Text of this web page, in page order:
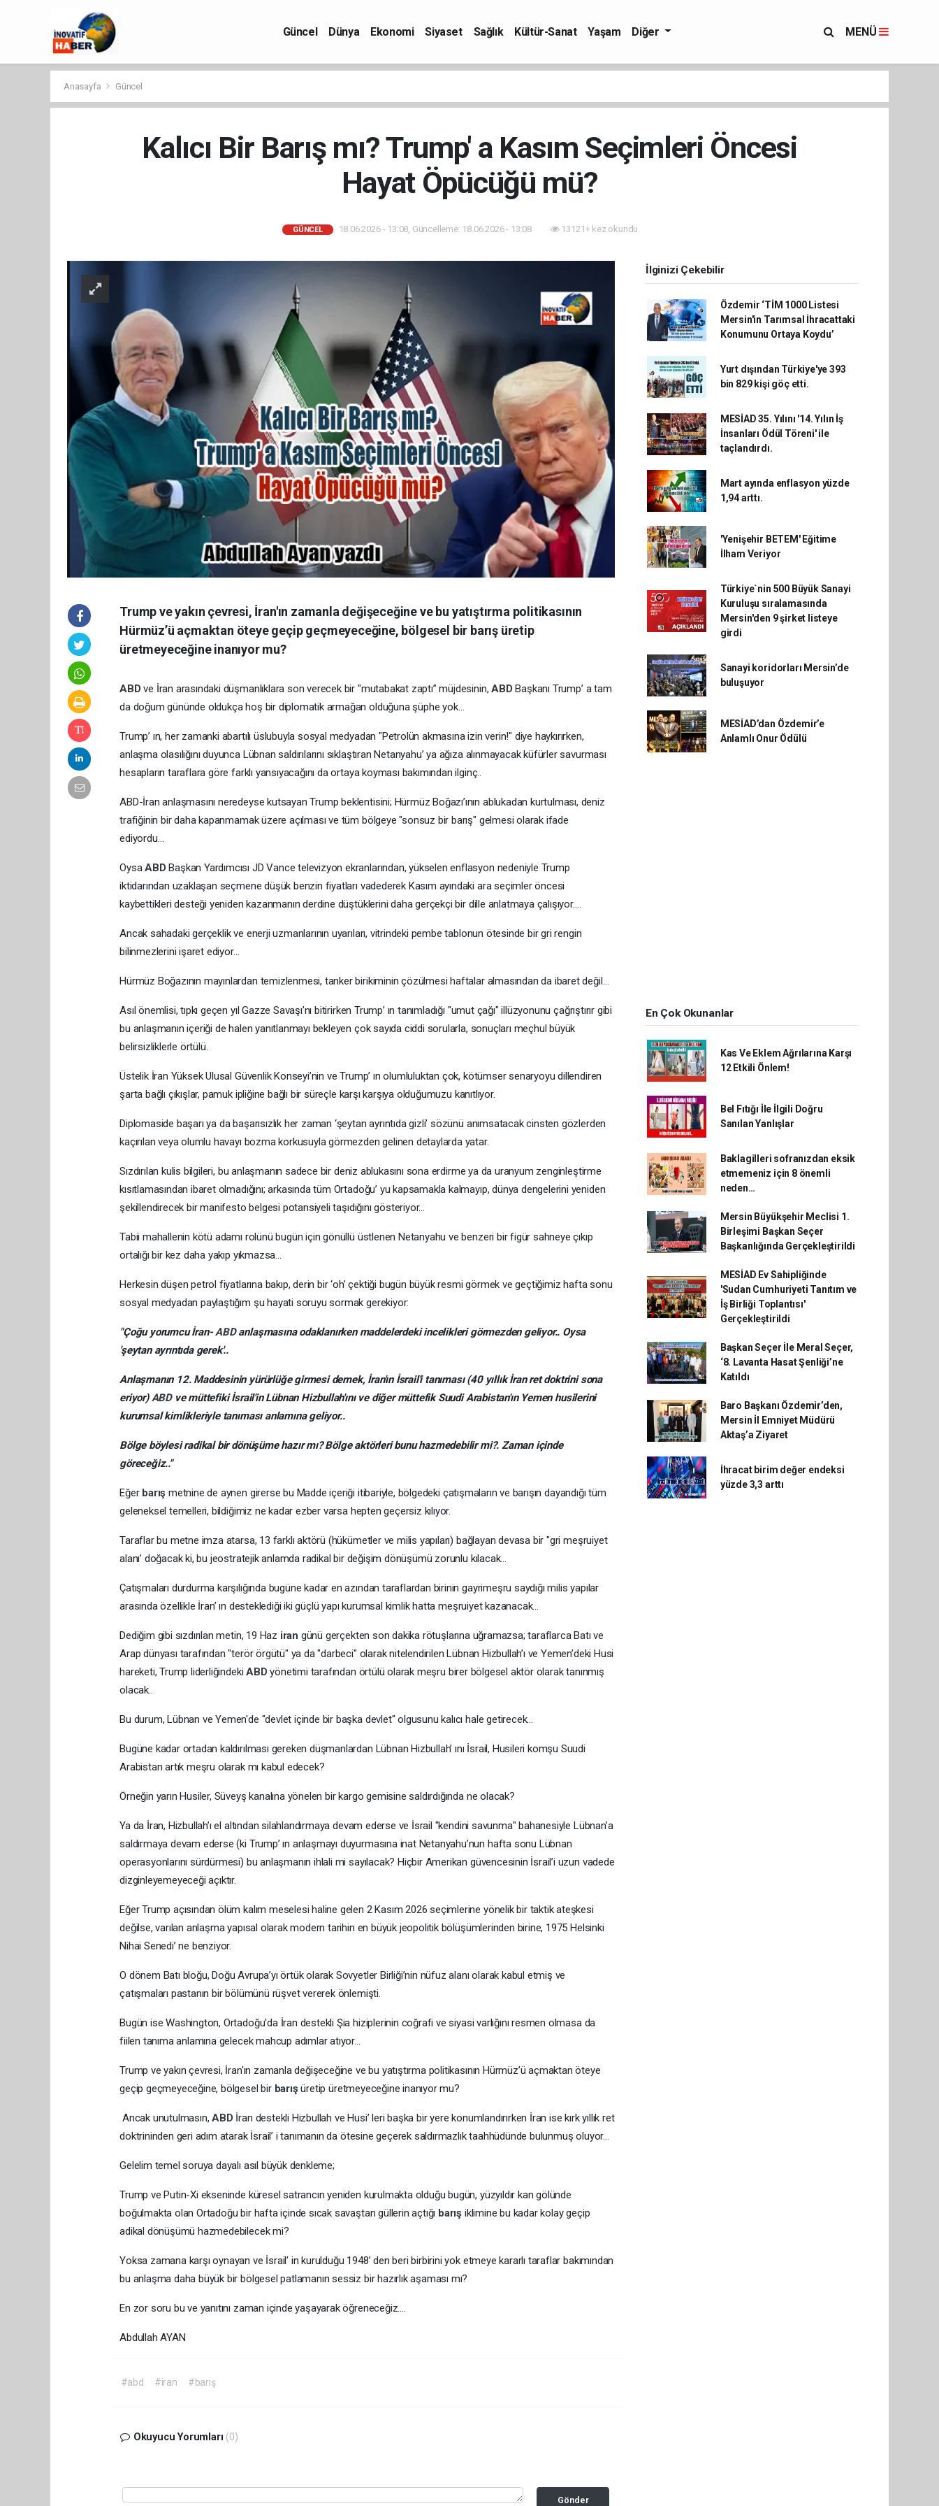
Güncel Dünya Ekonomi Siyaset Sağlık Kültür-Sanat Yaşam Diğer MENÜ
Anasayfa Güncel
Kalıcı Bir Barış mı? Trump' a Kasım Seçimleri Öncesi
Hayat Öpücüğü mü?
GÜNCEL 18.06.2026 - 13:08, Güncelleme: 18.06.2026 - 13:08 13121+ kez okundu.
Trump ve yakın çevresi, İran'ın zamanla değişeceğine ve bu yatıştırma politikasının
Hürmüz’ü açmaktan öteye geçip geçmeyeceğine, bölgesel bir barış üretip
üretmeyeceğine inanıyor mu?
ABDve İran arasındaki düşmanlıklara son verecek bir "mutabakat zaptı” müjdesinin,ABD Başkanı Trump’ a tam
da doğum gününde oldukça hoş bir diplomatik armağan olduğuna şüphe yok…
Trump’ ın, her zamanki abartılı üslubuyla sosyal medyadan "Petrolün akmasına izin verin!" diye haykırırken,
anlaşma olasılığını duyunca Lübnan saldırılarını sıklaştıran Netanyahu’ ya ağıza alınmayacak küfürler savurması
hesapların taraflara göre farklı yansıyacağını da ortaya koyması bakımından ilginç..
ABD-İran anlaşmasını neredeyse kutsayan Trump beklentisini; Hürmüz Boğazı’ının ablukadan kurtulması, deniz
trafiğinin bir daha kapanmamak üzere açılması ve tüm bölgeye "sonsuz bir barış" gelmesi olarak ifade
ediyordu…
OysaABD Başkan Yardımcısı JD Vance televizyon ekranlarından, yükselen enflasyon nedeniyle Trump
iktidarından uzaklaşan seçmene düşük benzin fiyatları vadederek Kasım ayındaki ara seçimler öncesi
kaybettikleri desteği yeniden kazanmanın derdine düştüklerini daha gerçekçi bir dille anlatmaya çalışıyor….
Ancak sahadaki gerçeklik ve enerji uzmanlarının uyarıları, vitrindeki pembe tablonun ötesinde bir gri rengin
bilinmezlerini işaret ediyor…
Hürmüz Boğazının mayınlardan temizlenmesi, tanker birikiminin çözülmesi haftalar almasından da ibaret değil…
Asıl önemlisi, tıpkı geçen yıl Gazze Savaşı’nı bitirirken Trump’ ın tanımladığı "umut çağı" illüzyonunu çağrıştırır gibi
bu anlaşmanın içeriği de halen yanıtlanmayı bekleyen çok sayıda ciddi sorularla, sonuçları meçhul büyük
belirsizliklerle örtülü.
Üstelik İran Yüksek Ulusal Güvenlik Konseyi’nin ve Trump’ ın olumluluktan çok, kötümser senaryoyu dillendiren
şarta bağlı çıkışlar, pamuk ipliğine bağlı bir süreçle karşı karşıya olduğumuzu kanıtlıyor.
Diplomaside başarı ya da başarısızlık her zaman ‘şeytan ayrıntıda gizli’ sözünü anımsatacak cinsten gözlerden
kaçırılan veya olumlu havayı bozma korkusuyla görmezden gelinen detaylarda yatar.
Sızdırılan kulis bilgileri, bu anlaşmanın sadece bir deniz ablukasını sona erdirme ya da uranyum zenginleştirme
kısıtlamasından ibaret olmadığını; arkasında tüm Ortadoğu’ yu kapsamakla kalmayıp, dünya dengelerini yeniden
şekillendirecek bir manifesto belgesi potansiyeli taşıdığını gösteriyor…
Tabii mahallenin kötü adamı rolünü bugün için gönüllü üstlenen Netanyahu ve benzeri bir figür sahneye çıkıp
ortalığı bir kez daha yakıp yıkmazsa…
Herkesin düşen petrol fiyatlarına bakıp, derin bir ‘oh’ çektiği bugün büyük resmi görmek ve geçtiğimiz hafta sonu
sosyal medyadan paylaştığım şu hayati soruyu sormak gerekiyor:
"Çoğu yorumcu İran-ABDanlaşmasına odaklanırken maddelerdeki incelikleri görmezden geliyor.. Oysa
'şeytan ayrıntıda gerek'..
Anlaşmanın 12. Maddesinin yürürlüğe girmesi demek, İran'ın İsrail'i tanıması (40 yıllık İran ret doktrini sona
eriyor)ABD ve müttefiki İsrail'in Lübnan Hizbullah'ını ve diğer müttefik Suudi Arabistan'ın Yemen husilerini
kurumsal kimlikleriyle tanıması anlamına geliyor..
Bölge böylesi radikal bir dönüşüme hazır mı? Bölge aktörleri bunu hazmedebilir mi?. Zaman içinde
göreceğiz.."
Eğer barış metnine de aynen girerse bu Madde içeriği itibariyle, bölgedeki çatışmaların ve barışın dayandığı tüm
geleneksel temelleri, bildiğimiz ne kadar ezber varsa hepten geçersiz kılıyor.
Taraflar bu metne imza atarsa, 13 farklı aktörü (hükümetler ve milis yapıları) bağlayan devasa bir "gri meşruiyet
alanı’ doğacak ki, bu jeostratejik anlamda radikal bir değişim dönüşümü zorunlu kılacak…
Çatışmaları durdurma karşılığında bugüne kadar en azından taraflardan birinin gayrimeşru saydığı milis yapılar
arasında özellikle İran’ ın desteklediği iki güçlü yapı kurumsal kimlik hatta meşruiyet kazanacak…
Dediğim gibi sızdırılan metin, 19 Haz iran günü gerçekten son dakika rötuşlarına uğramazsa; taraflarca Batı ve
Arap dünyası tarafından "terör örgütü" ya da "darbeci" olarak nitelendirilen Lübnan Hizbullah’ı ve Yemen’deki Husi
hareketi, Trump liderliğindekiABDyönetimi tarafından örtülü olarak meşru birer bölgesel aktör olarak tanınmış
olacak..
Bu durum, Lübnan ve Yemen'de "devlet içinde bir başka devlet" olgusunu kalıcı hale getirecek…
Bugüne kadar ortadan kaldırılması gereken düşmanlardan Lübnan Hizbullah’ ını İsrail, Husileri komşu Suudi
Arabistan artık meşru olarak mı kabul edecek?
Örneğin yarın Husiler, Süveyş kanalına yönelen bir kargo gemisine saldırdığında ne olacak?
Ya da İran, Hizbullah’ı el altından silahlandırmaya devam ederse ve İsrail "kendini savunma" bahanesiyle Lübnan’a
saldırmaya devam ederse (ki Trump’ ın anlaşmayı duyurmasına inat Netanyahu’nun hafta sonu Lübnan
operasyonlarını sürdürmesi) bu anlaşmanın ihlali mi sayılacak? Hiçbir Amerikan güvencesinin İsrail’i uzun vadede
dizginleyemeyeceği açıktır.
Eğer Trump açısından ölüm kalım meselesi haline gelen 2 Kasım 2026 seçimlerine yönelik bir taktik ateşkesi
değilse, varılan anlaşma yapısal olarak modern tarihin en büyük jeopolitik bölüşümlerinden birine, 1975 Helsinki
Nihai Senedi’ ne benziyor.
O dönem Batı bloğu, Doğu Avrupa’yı örtük olarak Sovyetler Birliği’nin nüfuz alanı olarak kabul etmiş ve
çatışmaları pastanın bir bölümünü rüşvet vererek önlemişti.
Bugün ise Washington, Ortadoğu'da İran destekli Şia hiziplerinin coğrafi ve siyasi varlığını resmen olmasa da
fiilen tanıma anlamına gelecek mahcup adımlar atıyor…
Trump ve yakın çevresi, İran'ın zamanla değişeceğine ve bu yatıştırma politikasının Hürmüz’ü açmaktan öteye
geçip geçmeyeceğine, bölgesel bir barışüretip üretmeyeceğine inanıyor mu?
Ancak unutulmasın,ABD İran destekli Hizbullah ve Husi’ leri başka bir yere konumlandırırken İran ise kırk yıllık ret
doktrininden geri adım atarak İsrail’ i tanımanın da ötesine geçerek saldırmazlık taahhüdünde bulunmuş oluyor…
Gelelim temel soruya dayalı asıl büyük denkleme;
Trump ve Putin-Xi ekseninde küresel satrancın yeniden kurulmakta olduğu bugün, yüzyıldır kan gölünde
boğulmakta olan Ortadoğu bir hafta içinde sıcak savaştan güllerin açtığı barış iklimine bu kadar kolay geçip
adikal dönüşümü hazmedebilecek mi?
Yoksa zamana karşı oynayan ve İsrail’ in kurulduğu 1948’ den beri birbirini yok etmeye kararlı taraflar bakımından
bu anlaşma daha büyük bir bölgesel patlamanın sessiz bir hazırlık aşaması mı?
En zor soru bu ve yanıtını zaman içinde yaşayarak öğreneceğiz….
Abdullah AYAN
#abd #iran #barış
Okuyucu Yorumları (0)
Gönder
İlginizi Çekebilir
Özdemir ‘TİM 1000 Listesi
Mersin'in Tarımsal İhracattaki
Konumunu Ortaya Koydu’
Yurt dışından Türkiye'ye 393
bin 829 kişi göç etti.
MESİAD 35. Yılını '14. Yılın İş
İnsanları Ödül Töreni' ile
taçlandırdı.
Mart ayında enflasyon yüzde
1,94 arttı.
'Yenişehir BETEM' Eğitime
İlham Veriyor
Türkiye`nin 500 Büyük Sanayi
Kuruluşu sıralamasında
Mersin'den 9 şirket listeye
girdi
Sanayi koridorları Mersin’de
buluşuyor
MESİAD’dan Özdemir’e
Anlamlı Onur Ödülü
En Çok Okunanlar
Kas Ve Eklem Ağrılarına Karşı
12 Etkili Önlem!
Bel Fıtığı İle İlgili Doğru
Sanılan Yanlışlar
Baklagilleri sofranızdan eksik
etmemeniz için 8 önemli
neden…
Mersin Büyükşehir Meclisi 1.
Birleşimi Başkan Seçer
Başkanlığında Gerçekleştirildi
MESİAD Ev Sahipliğinde
'Sudan Cumhuriyeti Tanıtım ve
İş Birliği Toplantısı'
Gerçekleştirildi
Başkan Seçer İle Meral Seçer,
‘8. Lavanta Hasat Şenliği’ne
Katıldı
Baro Başkanı Özdemir’den,
Mersin İl Emniyet Müdürü
Aktaş’a Ziyaret
İhracat birim değer endeksi
yüzde 3,3 arttı